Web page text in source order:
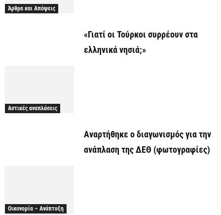
Άρθρα και Απόψεις
«Γιατί οι Τούρκοι συρρέουν στα
ελληνικά νησιά;»
Αστικές αναπλάσεις
Αναρτήθηκε o διαγωνισμός για την
ανάπλαση της ΔΕΘ (φωτογραφίες)
Οικονομία – Ανάπτυξη